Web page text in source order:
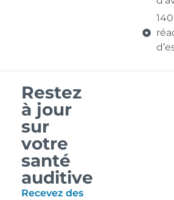
Restez
à jour
sur
votre
santé
auditive
Recevez des